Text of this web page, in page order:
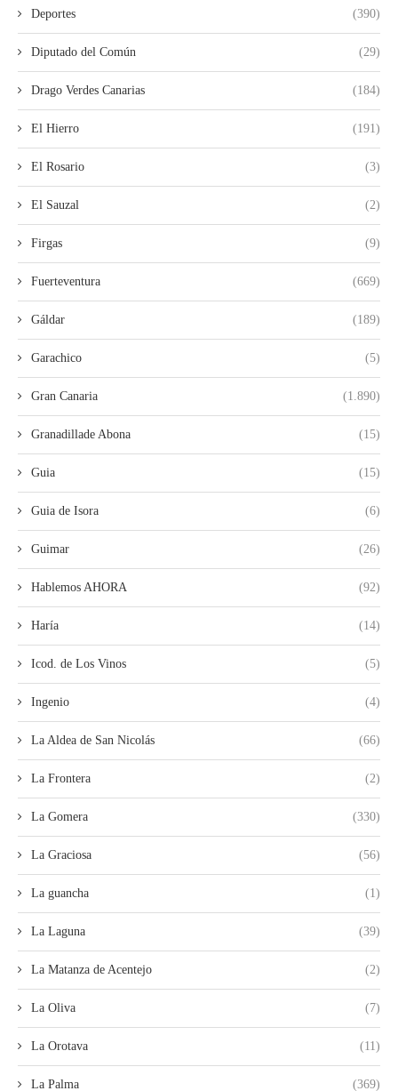
Deportes (390)
Diputado del Común (29)
Drago Verdes Canarias (184)
El Hierro (191)
El Rosario (3)
El Sauzal (2)
Firgas (9)
Fuerteventura (669)
Gáldar (189)
Garachico (5)
Gran Canaria (1.890)
Granadillade Abona (15)
Guia (15)
Guia de Isora (6)
Guimar (26)
Hablemos AHORA (92)
Haría (14)
Icod. de Los Vinos (5)
Ingenio (4)
La Aldea de San Nicolás (66)
La Frontera (2)
La Gomera (330)
La Graciosa (56)
La guancha (1)
La Laguna (39)
La Matanza de Acentejo (2)
La Oliva (7)
La Orotava (11)
La Palma (369)